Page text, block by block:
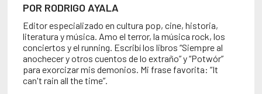
POR RODRIGO AYALA
Editor especializado en cultura pop, cine, historia,
literatura y música. Amo el terror, la música rock, los
conciertos y el running. Escribí los libros “Siempre al
anochecer y otros cuentos de lo extraño” y “Potwór”
para exorcizar mis demonios. Mi frase favorita: “It
can't rain all the time”.